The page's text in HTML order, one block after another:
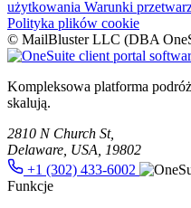
użytkowania Warunki
Polityka plików cookie
© MailBluster LLC (DBA
Kompleksowa platforma
skalują.
2810 N Church St,
Delaware, USA, 19802
+1 (302) 433-6002
Funkcje